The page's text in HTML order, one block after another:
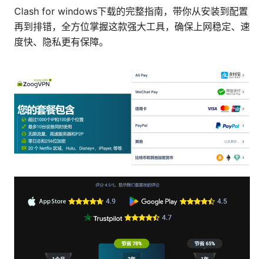
Clash for windows下载的完整指南，带你从安装到配置
再到排错，全方位掌握这款强大工具，确保上网稳定、速
度快、隐私更有保障。